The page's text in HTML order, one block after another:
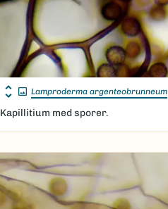
Lamproderma argenteobrunneum
Kapillitium med sporer.